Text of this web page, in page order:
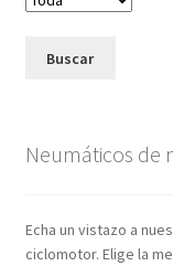
Buscar
Neumáticos de
Echa un vistazo a
ciclomotor. Elige la